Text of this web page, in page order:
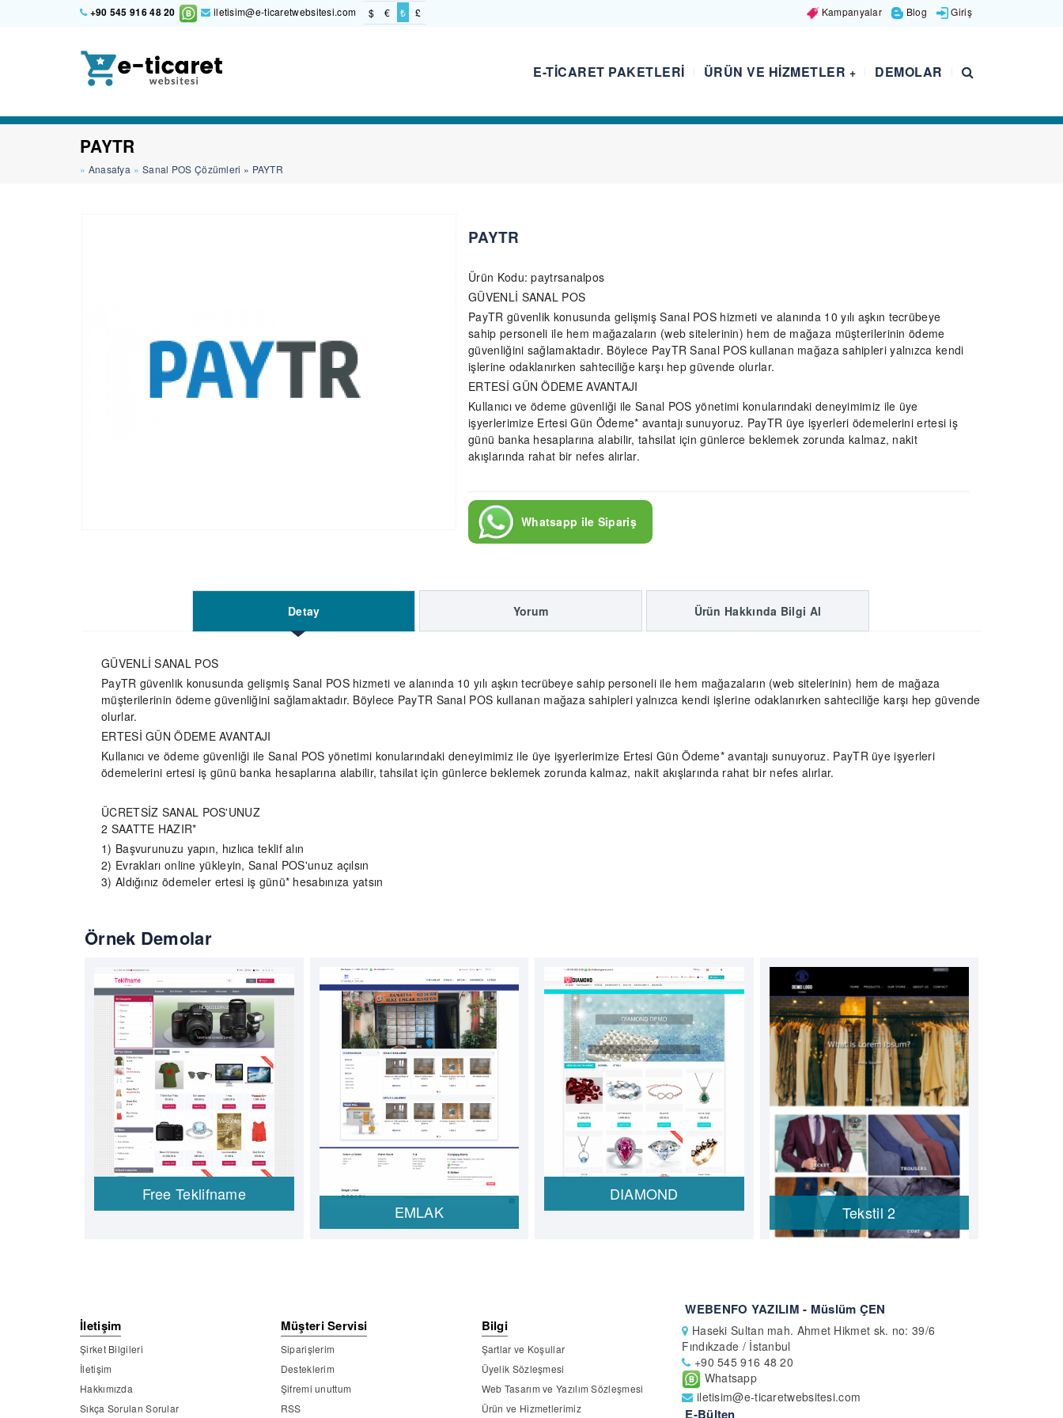
+90 545 916 48 20 iletisim@e-ticaretwebsitesi.com $ € ₺ £ Kampanyalar Blog Giriş
E-TICARET PAKETLERI ÜRÜN VE HIZMETLER + DEMOLAR
PAYTR
Anasafya Sanal POS Çözümleri PAYTR
PAYTR
Ürün Kodu: paytrsanalpos
GÜVENLİ SANAL POS
PayTR güvenlik konusunda gelişmiş Sanal POS hizmeti ve alanında 10 yılı aşkın tecrübeye
sahip personeli ile hem mağazaların (web sitelerinin) hem de mağaza müşterilerinin ödeme
güvenliğini sağlamaktadır. Böylece PayTR Sanal POS kullanan mağaza sahipleri yalnızca kendi
işlerine odaklanırken sahteciliğe karşı hep güvende olurlar.
ERTESİ GÜN ÖDEME AVANTAJI
Kullanıcı ve ödeme güvenliği ile Sanal POS yönetimi konularındaki deneyimimiz ile üye
işyerlerimize Ertesi Gün Ödeme* avantajı sunuyoruz. PayTR üye işyerleri ödemelerini ertesi iş
günü banka hesaplarına alabilir, tahsilat için günlerce beklemek zorunda kalmaz, nakit
akışlarında rahat bir nefes alırlar.
Whatsapp ile Sipariş
Detay Yorum Ürün Hakkında Bilgi Al
GÜVENLİ SANAL POS
PayTR güvenlik konusunda gelişmiş Sanal POS hizmeti ve alanında 10 yılı aşkın tecrübeye sahip personeli ile hem mağazaların (web sitelerinin) hem de mağaza
müşterilerinin ödeme güvenliğini sağlamaktadır. Böylece PayTR Sanal POS kullanan mağaza sahipleri yalnızca kendi işlerine odaklanırken sahteciliğe karşı hep güvende
olurlar.
ERTESİ GÜN ÖDEME AVANTAJI
Kullanıcı ve ödeme güvenliği ile Sanal POS yönetimi konularındaki deneyimimiz ile üye işyerlerimize Ertesi Gün Ödeme* avantajı sunuyoruz. PayTR üye işyerleri
ödemelerini ertesi iş günü banka hesaplarına alabilir, tahsilat için günlerce beklemek zorunda kalmaz, nakit akışlarında rahat bir nefes alırlar.
ÜCRETSİZ SANAL POS'UNUZ
2 SAATTE HAZIR*
1) Başvurunuzu yapın, hızlıca teklif alın
2) Evrakları online yükleyin, Sanal POS'unuz açılsın
3) Aldığınız ödemeler ertesi iş günü* hesabınıza yatsın
Örnek Demolar
Free Teklifname
EMLAK
DIAMOND
Tekstil 2
İletişim
Şirket Bilgileri
İletişim
Hakkımızda
Sıkça Sorulan Sorular
Müşteri Servisi
Siparişlerim
Desteklerim
Şifremi unuttum
RSS
Bilgi
Şartlar ve Koşullar
Üyelik Sözleşmesi
Web Tasarım ve Yazılım Sözleşmesi
Ürün ve Hizmetlerimiz
WEBENFO YAZILIM - Müslüm ÇEN
Haseki Sultan mah. Ahmet Hikmet sk. no: 39/6
Fındıkzade / İstanbul
+90 545 916 48 20
Whatsapp
iletisim@e-ticaretwebsitesi.com
E-Bülten